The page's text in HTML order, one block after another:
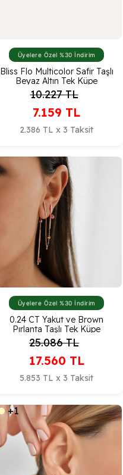
Üyelere Özel %30 İndirim
Bliss Flo Multicolor Safir Taşlı
Beyaz Altın Tek Küpe
10.227TL
7.159 TL
2.386 TL x 3 Taksit
Üyelere Özel %30 İndirim
0.24 CT Yakut ve Brown
Pırlanta Taşlı Tek Küpe
25.086TL
17.560 TL
5.853 TL x 3 Taksit
+1